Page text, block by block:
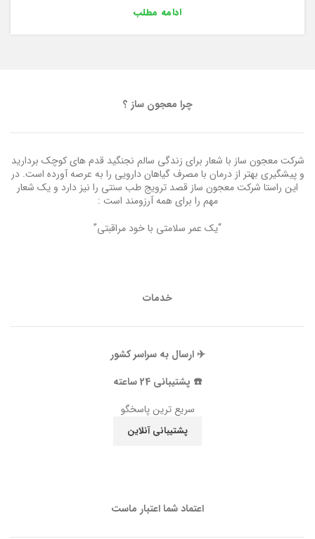
ادامه مطلب
چرا معجون ساز ؟
شرکت معجون ساز با شعار برای زندگی سالم نجنگید قدم های کوچک بردارید
و پیشگیری بهتر از درمان با مصرف گیاهان دارویی را به عرصه آورده است. در
این راستا شرکت معجون ساز قصد ترویج طب سنتی را نیز دارد و یک شعار
مهم را برای همه آرزومند است :
“یک عمر سلامتی با خود مراقبتی”
خدمات
✈️ ارسال به سراسر کشور
☎️ پشتیبانی 24 ساعته
سریع ترین پاسخگو
پشتیبانی آنلاین
اعتماد شما اعتبار ماست